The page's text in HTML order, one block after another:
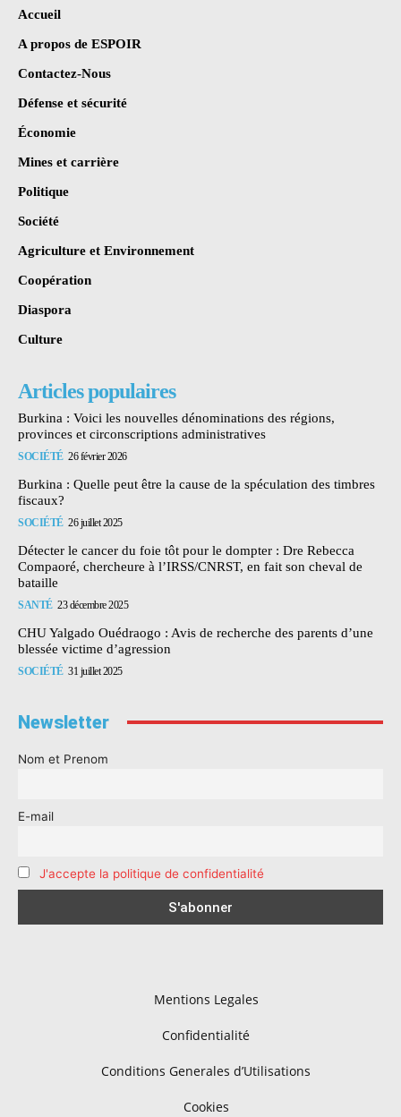
Accueil
A propos de ESPOIR
Contactez-Nous
Défense et sécurité
Économie
Mines et carrière
Politique
Société
Agriculture et Environnement
Coopération
Diaspora
Culture
Articles populaires
Burkina : Voici les nouvelles dénominations des régions,
provinces et circonscriptions administratives
SOCIÉTÉ 26 février 2026
Burkina : Quelle peut être la cause de la spéculation des timbres
fiscaux?
SOCIÉTÉ 26 juillet 2025
Détecter le cancer du foie tôt pour le dompter : Dre Rebecca
Compaoré, chercheure à l’IRSS/CNRST, en fait son cheval de
bataille
SANTÉ 23 décembre 2025
CHU Yalgado Ouédraogo : Avis de recherche des parents d’une
blessée victime d’agression
SOCIÉTÉ 31 juillet 2025
Newsletter
Nom et Prenom
E-mail
J'accepte la politique de confidentialité
Mentions Legales
Confidentialité
Conditions Generales d’Utilisations
Cookies